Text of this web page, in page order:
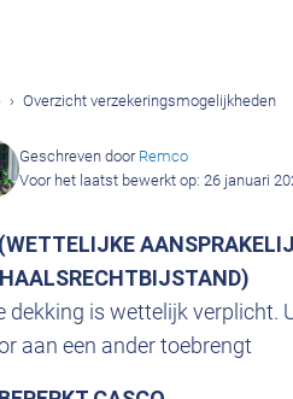
Overzicht verzekeringsmogelijkheden
Geschreven door Remco
Voor het laatst bewerkt op: 26 januari
dekking is wettelijk verplicht.
aan een ander toebrengt